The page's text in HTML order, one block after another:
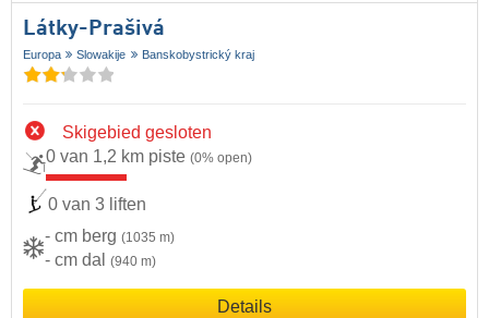
Látky-Prašivá
Europa Slowakije Banskobystrický kraj
Skigebied gesloten
0 van 1,2 km piste (0% open)
0 van 3 liften
- cm berg (1035 m)
- cm dal (940 m)
Details